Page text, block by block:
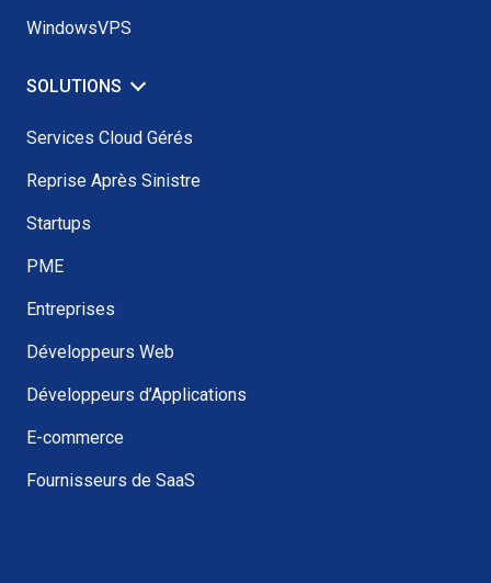
WindowsVPS
SOLUTIONS
Services Cloud Gérés
Reprise Après Sinistre
Startups
PME
Entreprises
Développeurs Web
Développeurs d’Applications
E-commerce
Fournisseurs de SaaS